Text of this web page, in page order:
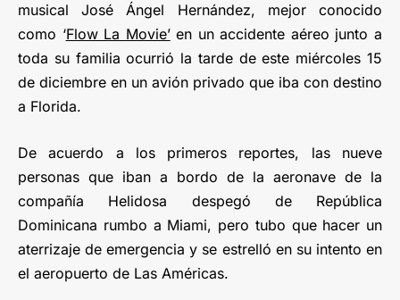
musical José Ángel Hernández, mejor conocido
como ‘Flow La Movie’en un accidente aéreo junto a
toda su familia ocurrió la tarde de este miércoles 15
de diciembre en un avión privado que iba con destino
a Florida.
De acuerdo a los primeros reportes, las nueve
personas que iban a bordo de la aeronave de la
compañía Helidosa despegó de República
Dominicana rumbo a Miami, pero tubo que hacer un
aterrizaje de emergencia y se estrelló en su intento en
el aeropuerto de Las Américas.